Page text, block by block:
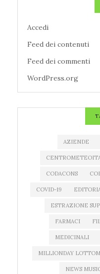
Accedi
Feed dei contenuti
Feed dei commenti
WordPress.org
AZIENDE
CODACONS
COVID-19
ESTRAZIONE
FARMACI
MEDICINALI
MILLIONDAY
NEWS